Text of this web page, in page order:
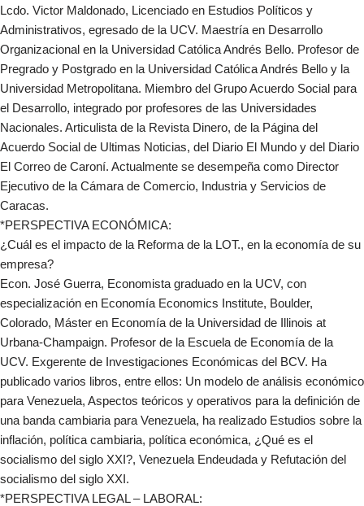
Lcdo. Victor Maldonado, Licenciado en Estudios Políticos y
Administrativos, egresado de la UCV. Maestría en Desarrollo
Organizacional en la Universidad Católica Andrés Bello. Profesor de
Pregrado y Postgrado en la Universidad Católica Andrés Bello y la
Universidad Metropolitana. Miembro del Grupo Acuerdo Social para
el Desarrollo, integrado por profesores de las Universidades
Nacionales. Articulista de la Revista Dinero, de la Página del
Acuerdo Social de Ultimas Noticias, del Diario El Mundo y del Diario
El Correo de Caroní. Actualmente se desempeña como Director
Ejecutivo de la Cámara de Comercio, Industria y Servicios de
Caracas.
*PERSPECTIVA ECONÓMICA:
¿Cuál es el impacto de la Reforma de la LOT., en la economía de su
empresa?
Econ. José Guerra, Economista graduado en la UCV, con
especialización en Economía Economics Institute, Boulder,
Colorado, Máster en Economía de la Universidad de Illinois at
Urbana-Champaign. Profesor de la Escuela de Economía de la
UCV. Exgerente de Investigaciones Económicas del BCV. Ha
publicado varios libros, entre ellos: Un modelo de análisis económico
para Venezuela, Aspectos teóricos y operativos para la definición de
una banda cambiaria para Venezuela, ha realizado Estudios sobre la
inflación, política cambiaria, política económica, ¿Qué es el
socialismo del siglo XXI?, Venezuela Endeudada y Refutación del
socialismo del siglo XXI.
*PERSPECTIVA LEGAL – LABORAL: